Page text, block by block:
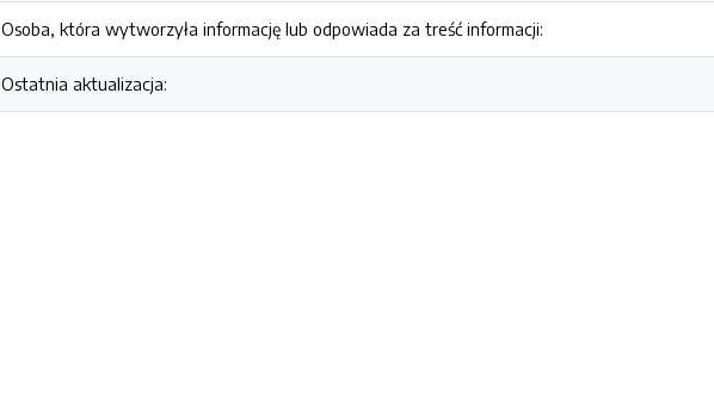
Osoba, która wytworzyła informację lub odpowiada za treść informacji:
Ostatnia aktualizacja: